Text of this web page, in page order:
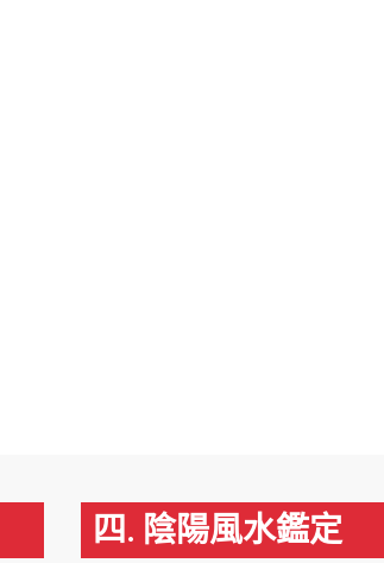
四. 陰陽風水鑑定